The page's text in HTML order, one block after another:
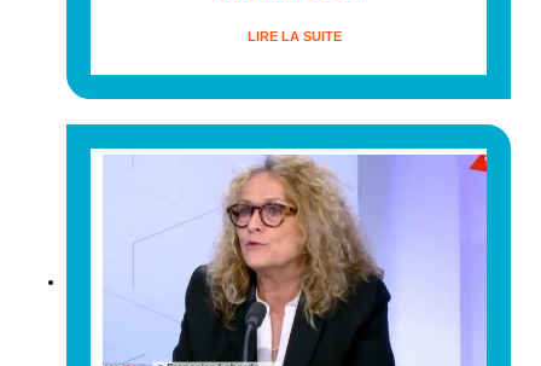
LIRE LA SUITE